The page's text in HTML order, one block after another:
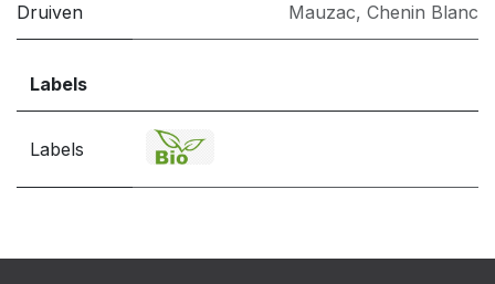
Druiven Mauzac, Chenin Blanc
Labels
Labels